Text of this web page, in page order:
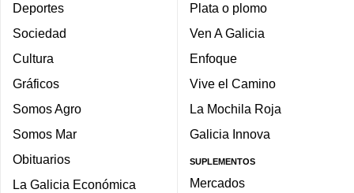
Deportes
Sociedad
Cultura
Gráficos
Somos Agro
Somos Mar
Obituarios
La Galicia Económica
Plata o plomo
Ven A Galicia
Enfoque
Vive el Camino
La Mochila Roja
Galicia Innova
SUPLEMENTOS
Mercados